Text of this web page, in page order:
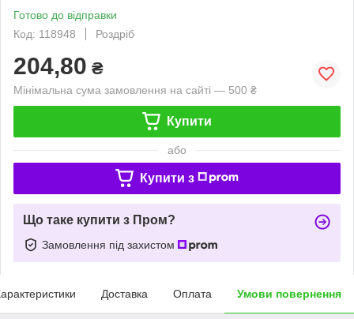
Готово до відправки
Код: 118948
Роздріб
204,80 ₴
Мінімальна сума замовлення на сайті — 500 ₴
Купити
або
Купити з
Що таке купити з Пром?
Замовлення під захистом
Доставка Оплата Умови повернення